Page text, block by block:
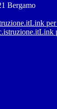
Bergamo
Link per
Link